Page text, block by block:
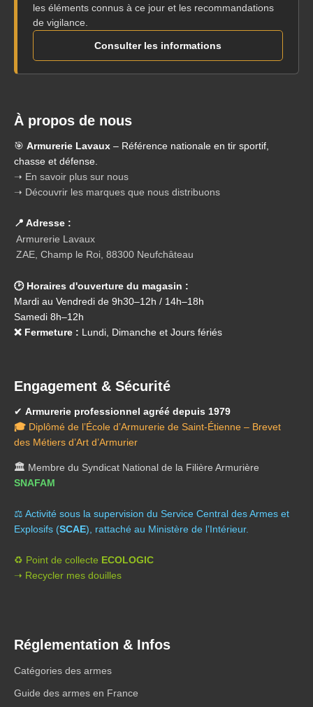
les éléments connus à ce jour et les recommandations
de vigilance.
Consulter les informations
À propos de nous
🎯 Armurerie Lavaux – Référence nationale en tir sportif,
chasse et défense.
➝ En savoir plus sur nous
➝ Découvrir les marques que nous distribuons
📍 Adresse :
Armurerie Lavaux
ZAE, Champ le Roi, 88300 Neufchâteau
🕑 Horaires d'ouverture du magasin :
Mardi au Vendredi de 9h30–12h / 14h–18h
Samedi 8h–12h
❌ Fermeture : Lundi, Dimanche et Jours fériés
Engagement & Sécurité
✔ Armurerie professionnel agréé depuis 1979
🎓 Diplômé de l’École d’Armurerie de Saint-Étienne – Brevet
des Métiers d’Art d’Armurier
🏛️ Membre du Syndicat National de la Filière Armurière
SNAFAM
⚖️ Activité sous la supervision du Service Central des Armes et
Explosifs (SCAE), rattaché au Ministère de l’Intérieur.
♻️ Point de collecte ECOLOGIC
➝ Recycler mes douilles
Réglementation & Infos
Catégories des armes
Guide des armes en France